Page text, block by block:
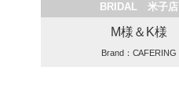
BRIDAL 米子店
M様＆K様
Brand：CAFERING